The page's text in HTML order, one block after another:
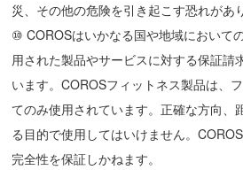
災、その他の危険を引き起こす恐れがあ
⑩ COROSはいかなる国や地域において
用された製品やサービスに対する保証請
います。COROSフィットネス製品は、
てのみ使用されています。正確な方向、
る目的で使用してはいけません。
完全性を保証しかねます。